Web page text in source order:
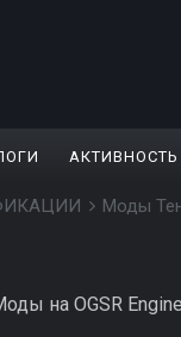
АКТИВНОСТЬ
Моды
на OGSR Engine